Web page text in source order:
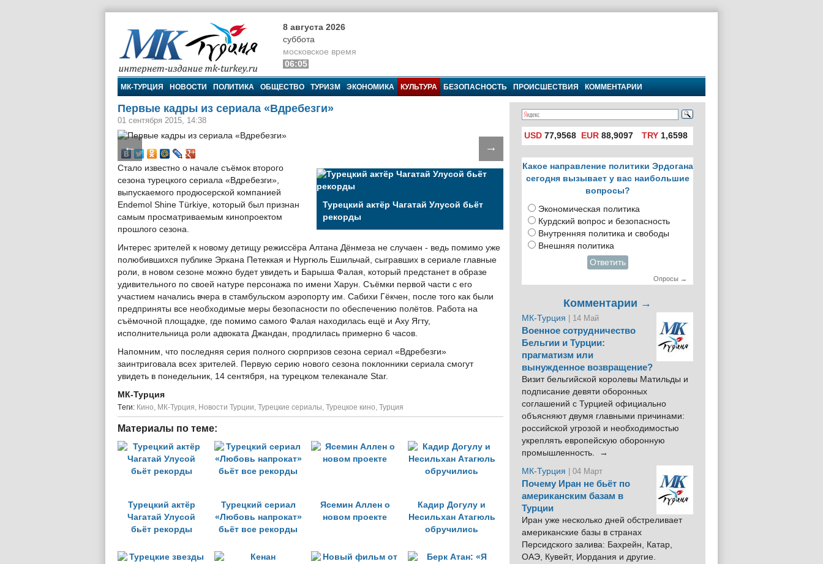
МК-Турция
8 августа 2026
суббота
московское время
06:05
МК-ТУРЦИЯ НОВОСТИ ПОЛИТИКА ОБЩЕСТВО ТУРИЗМ ЭКОНОМИКА КУЛЬТУРА БЕЗОПАСНОСТЬ ПРОИСШЕСТВИЯ КОММЕНТАРИИ
Первые кадры из сериала «Вдребезги»
01 сентября 2015, 14:38
← →
Турецкий актёр Чагатай Улусой бьёт
рекорды
Стало известно о начале съёмок второго
сезона турецкого сериала «Вдребезги»,
выпускаемого продюсерской компанией
Endemol Shine Türkiye, который был признан
самым просматриваемым кинопроектом
прошлого сезона.
Интерес зрителей к новому детищу режиссёра Алтана Дёнмеза не случаен - ведь помимо уже
полюбившихся публике Эркана Петеккая и Нургюль Ешильчай, сыгравших в сериале главные
роли, в новом сезоне можно будет увидеть и Барыша Фалая, который предстанет в образе
удивительного по своей натуре персонажа по имени Харун. Съёмки первой части с его
участием начались вчера в стамбульском аэропорту им. Сабихи Гёкчен, после того как были
предприняты все необходимые меры безопасности по обеспечению полётов. Работа на
съёмочной площадке, где помимо самого Фалая находилась ещё и Аху Ягту,
исполнительница роли адвоката Джандан, продлилась примерно 6 часов.
Напомним, что последняя серия полного сюрпризов сезона сериал «Вдребезги»
заинтриговала всех зрителей. Первую серию нового сезона поклонники сериала смогут
увидеть в понедельник, 14 сентября, на турецком телеканале Star.
МК-Турция
Tеги: Кино, МК-Турция, Новости Турции, Турецкие сериалы, Турецкое кино, Турция
Материалы по теме:
Турецкий актёр
Чагатай Улусой
бьёт рекорды
Турецкий сериал
«Любовь напрокат»
бьёт все рекорды
Ясемин Аллен о
новом проекте
Кадир Догулу и
Несильхан Атагюль
обручились
USD 77,9568 EUR 88,9097 TRY1,6598
Какое направление политики Эрдогана
сегодня вызывает у вас наибольшие
вопросы?
Экономическая политика
Курдский вопрос и безопасность
Внутренняя политика и свободы
Внешняя политика
Ответить
Опросы →
Комментарии →
МК-Турция | 14 Май
Военное сотрудничество
Бельгии и Турции:
прагматизм или
вынужденное возвращение?
Визит бельгийской королевы Матильды и
подписание девяти оборонных
соглашений с Турцией официально
объясняют двумя главными причинами:
российской угрозой и необходимостью
укреплять европейскую оборонную
промышленность. →
МК-Турция
| 04 Март
Почему Иран не бьёт по
американским базам в
Турции
Иран уже несколько дней обстреливает
американские базы в странах
Персидского залива: Бахрейн, Катар,
ОАЭ, Кувейт, Иордания и другие.